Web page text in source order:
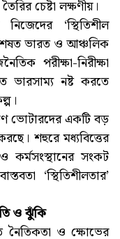
চেষ্টা লক্ষণীয়।
‘স্থিতিশীল
ভারত ও আঞ্চলিক
পরীক্ষা-নিরীক্ষা
ভারসাম্য নষ্ট করতে
ভোটারদের একটি বড়
শহুরে মধ্যবিত্তের
কর্মসংস্থানের সংকট
‘স্থিতিশীলতার’
ও ঝুঁকি
নৈতিকতা ও ক্ষোভের